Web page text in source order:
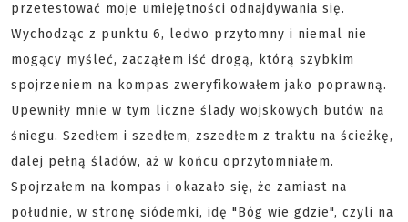
przetestować moje umiejętności odnajdywania się.
Wychodząc z punktu 6, ledwo przytomny i niemal nie
mogący myśleć, zacząłem iść drogą, którą szybkim
spojrzeniem na kompas zweryfikowałem jako poprawną.
Upewniły mnie w tym liczne ślady wojskowych butów na
śniegu. Szedłem i szedłem, zszedłem z traktu na ścieżkę,
dalej pełną śladów, aż w końcu oprzytomniałem.
Spojrzałem na kompas i okazało się, że zamiast na
południe, w stronę siódemki, idę "Bóg wie gdzie", czyli na